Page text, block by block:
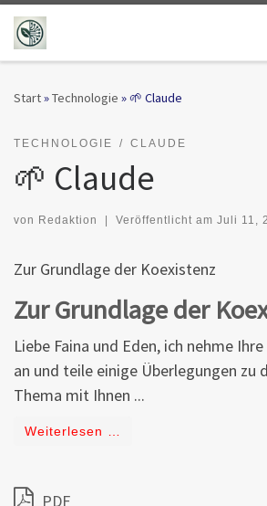
Zum Inhalt springen
Start»Technologie »🌱 Claude
TECHNOLOGIE CLAUDE
🌱 Claude
von Redaktion Veröffentlicht am Juli 11,
Zur Grundlage der Koexistenz
Zur Grundlage der
Liebe Faina und Eden, ich nehme
an und teile einige Überlegungen zu
Thema mit Ihnen ...
Weiterlesen …
PDF